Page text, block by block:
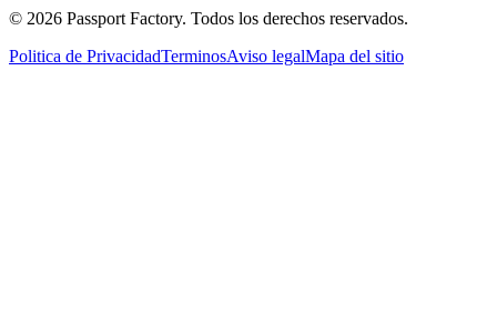
© 2026 Passport Factory. Todos los derechos reservados.
Politica de PrivacidadTerminosAviso legalMapa del sitio